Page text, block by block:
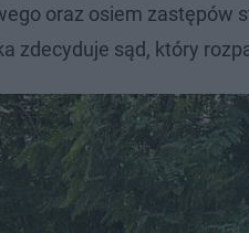
oraz osiem zastępów
zdecyduje sąd, który